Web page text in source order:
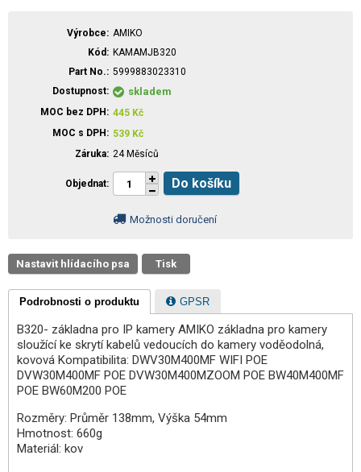
Výrobce
AMIKO
Kód
KAMAMJB320
Part No.
5999883023310
Dostupnost
skladem
MOC bez DPH 445 Kč
MOC s DPH
539 Kč
Záruka 24 Měsíců
Objednat Do košíku
Možnosti doručení
Nastavit hlídacího psa Tisk
Podrobnosti o produktu GPSR
B320- základna pro IP kamery AMIKO základna pro kamery
sloužící ke skrytí kabelů vedoucích do kamery voděodolná,
kovová Kompatibilita: DWV30M400MF WIFI POE
DVW30M400MF POE DVW30M400MZOOM POE BW40M400MF
POE BW60M200 POE
Rozměry: Průměr 138mm, Výška 54mm
Hmotnost: 660g
Materiál: kov